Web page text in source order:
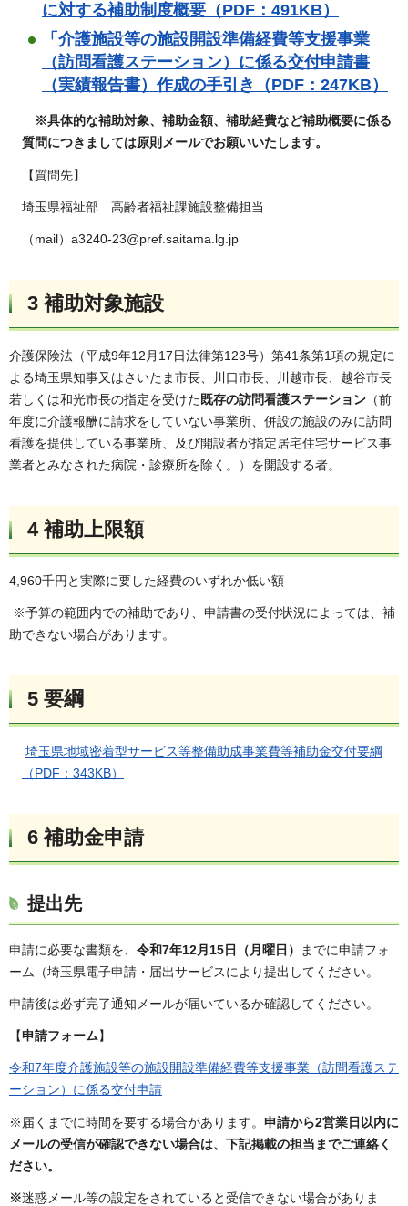
に対する補助制度概要（PDF：491KB）
「介護施設等の施設開設準備経費等支援事業
（訪問看護ステーション）に係る交付申請書
（実績報告書）作成の手引き（PDF：247KB）
※具体的な補助対象、補助金額、補助経費など補助概要に係る
質問につきましては原則メールでお願いいたします。
【質問先】
埼玉県福祉部 高齢者福祉課施設整備担当
（mail）a3240-23@pref.saitama.lg.jp
3補助対象施設
介護保険法（平成9年12月17日法律第123号）第41条第1項の規定に
よる埼玉県知事又はさいたま市長、川口市長、川越市長、越谷市長
若しくは和光市長の指定を受けた既存の訪問看護ステーション （前
年度に介護報酬に請求をしていない事業所、併設の施設のみに訪問
看護を提供している事業所、及び開設者が指定居宅住宅サービス事
業者とみなされた病院・診療所を除く。）を開設する者。
4補助上限額
4,960千円と実際に要した経費のいずれか低い額
※予算の範囲内での補助であり、申請書の受付状況によっては、補
助できない場合があります。
5 要綱
埼玉県地域密着型サービス等整備助成事業費等補助金交付要綱
（PDF：343KB）
6補助金申請
提出先
申請に必要な書類を、 令和7年12月15日（月曜日）
までに申請フォ
ーム（埼玉県電子申請・届出サービスにより提出してください。
申請後は必ず完了通知メールが届いているか確認してください。
【申請フォーム】
令和7年度介護施設等の施設開設準備経費等支援事業（訪問看護ステ
ーション）に係る交付申請
※届くまでに時間を要する場合があります。 申請から2営業日以内に
メールの受信が確認できない場合は、下記掲載の担当までご連絡く
ださい。
※迷惑メール等の設定をされていると受信できない場合がありま